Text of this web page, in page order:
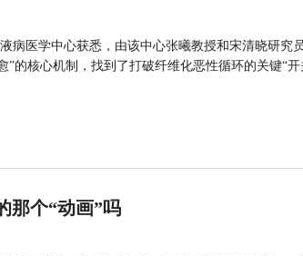
病医学中心获悉，由该中心张曦教授和宋清晓研究
的核心机制，找到了打破纤维化恶性循环的关键“开
那个“动画”吗